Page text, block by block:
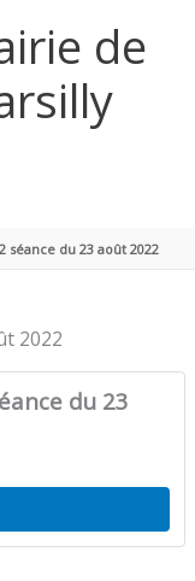
de
séance du 23 août 2022
2022
du 23